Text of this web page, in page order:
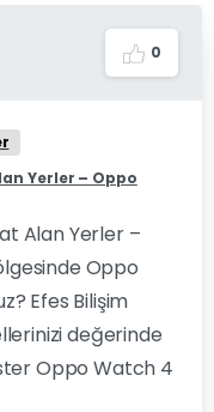
0
Yerler – Oppo
Alan Yerler –
Oppo
Efes Bilişim
değerinde
Oppo Watch 4